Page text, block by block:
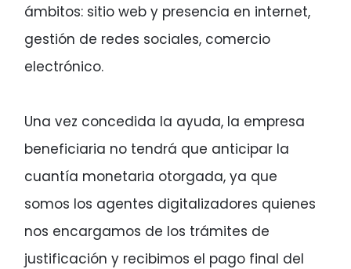
ámbitos: sitio web y presencia en internet,
gestión de redes sociales, comercio
electrónico.
Una vez concedida la ayuda, la empresa
beneficiaria no tendrá que anticipar la
cuantía monetaria otorgada, ya que
somos los agentes digitalizadores quienes
nos encargamos de los trámites de
justificación y recibimos el pago final del